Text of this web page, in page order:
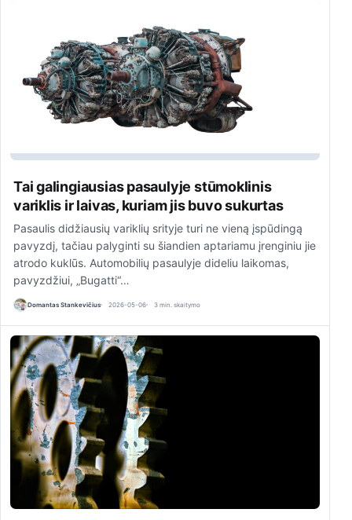
Tai galingiausias pasaulyje stūmoklinis
variklis ir laivas, kuriam jis buvo sukurtas
Pasaulis didžiausių variklių srityje turi ne vieną įspūdingą
pavyzdį, tačiau palyginti su šiandien aptariamu įrenginiu jie
atrodo kuklūs. Automobilių pasaulyje dideliu laikomas,
pavyzdžiui, „Bugatti“…
Domantas Stankevičius 2026-05-06 3 min. skaitymo